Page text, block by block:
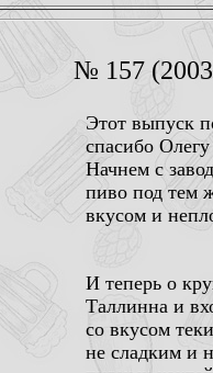
№ 157 (2003
Этот выпуск
спасибо
Начнем с
пиво под тем
вкусом и
И теперь о
Таллинна и
со вкусом
не сладким и